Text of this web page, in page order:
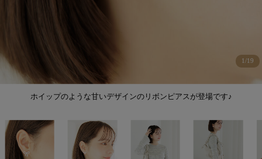
ホイップのような甘いデザインのリボンピアスが登場です♪
1/19